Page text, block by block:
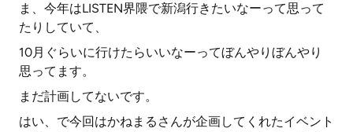
ま、今年はLISTEN界隈で新潟行きたいなーって思って
たりしていて、
10月ぐらいに行けたらいいなーってぼんやりぼんやり
思ってます。
まだ計画してないです。
はい、で今回はかねまるさんが企画してくれたイベント